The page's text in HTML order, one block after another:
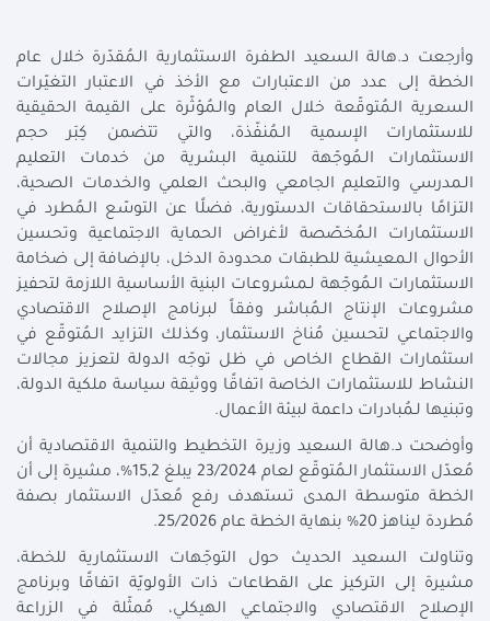
وأرجعت د.هالة السعيد الطفرة الاستثمارية الـمُقدّرة خلال عام
الخطة إلى عدد من الاعتبارات مع الأخذ في الاعتبار التغيّرات
السعرية الـمُتوقّعة خلال العام والـمُؤثّرة على القيمة الحقيقية
للاستثمارات الإسمية الـمُنفّذة، والتي تتضمن كِبَر حجم
الاستثمارات الـمُوجّهة للتنمية البشرية من خدمات التعليم
الـمدرسي والتعليم الجامعي والبحث العلمي والخدمات الصحية،
التزامًا بالاستحقاقات الدستورية، فضلًا عن التوسّع الـمُطرد في
الاستثمارات الـمُخصّصة لأغراض الحماية الاجتماعية وتحسين
الأحوال الـمعيشية للطبقات محدودة الدخل، بالإضافة إلى ضخامة
الاستثمارات الـمُوجّهة لـمشروعات البنية الأساسية اللازمة لتحفيز
مشروعات الإنتاج الـمُباشر وفقاً لبرنامج الإصلاح الاقتصادي
والاجتماعي لتحسين مُناخ الاستثمار، وكذلك التزايد الـمُتوقّع في
استثمارات القطاع الخاص في ظل توجّه الدولة لتعزيز مجالات
النشاط للاستثمارات الخاصة اتفاقًا ووثيقة سياسة ملكية الدولة،
وتبنيها لـمُبادرات داعمة لبيئة الأعمال.
وأوضحت د.هالة السعيد وزيرة التخطيط والتنمية الاقتصادية أن
مُعدّل الاستثمار الـمُتوقّع لعام 23/2024 يبلغ 15,2%، مشيرة إلى أن
الخطة متوسطة الـمدى تستهدف رفع مُعدّل الاستثمار بصفة
مُطردة ليناهز 20% بنهاية الخطة عام 25/2026.
وتناولت السعيد الحديث حول التوجّهات الاستثمارية للخطة،
مشيرة إلى التركيز على القطاعات ذات الأولويّة اتفاقًا وبرنامج
الإصلاح الاقتصادي والاجتماعي الهيكلي، مُمثّلة في الزراعة